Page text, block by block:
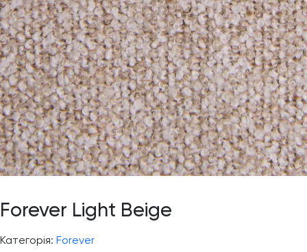
Forever Light Beige
Категорія: Forever